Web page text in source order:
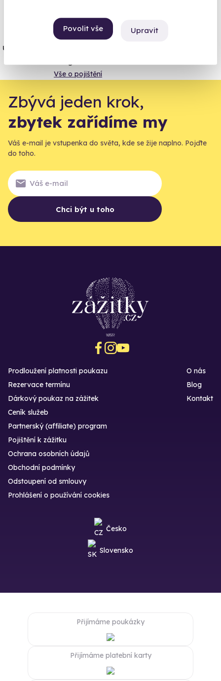
Povolit vše Upravit
Jeden nikdy neví. Máme nejvyšší
úrazové pojištění z nabídky zážitkových
Vše o pojištění
Zbývá jeden krok,
zbytek zařídíme my
Váš e-mail je vstupenka do světa, kde se žije naplno. Pojďte
do toho.
Chci být u toho
Prodloužení platnosti poukazu
Rezervace termínu
Dárkový poukaz na zážitek
O nás
Blog
Kontakt
Ceník služeb
Partnerský (affiliate) program
Pojištění k zážitku
Ochrana osobních údajů
Obchodní podmínky
Odstoupení od smlouvy
Prohlášení o používání cookies
Česko
Slovensko
Přijímáme poukázky
Přijímáme platební karty